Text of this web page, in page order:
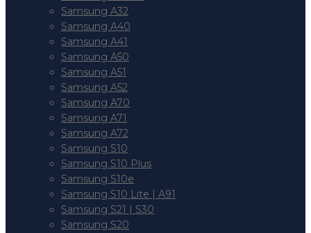
Samsung A32
Samsung A40
Samsung A41
Samsung A50
Samsung A51
Samsung A52
Samsung A70
Samsung A71
Samsung A72
Samsung S10
Samsung S10 Plus
Samsung S10e
Samsung S10 Lite | A91
Samsung S21 | S30
Samsung S20